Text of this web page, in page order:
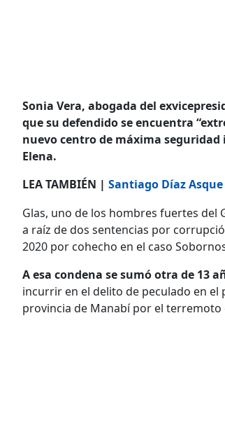
Sonia Vera, abogada del
que su defendido se encuentra
nuevo centro de máxima
Elena.
LEA TAMBIÉN | Santiago Díaz
Glas, uno de los hombres fuertes del
a raíz de dos sentencias por
2020 por cohecho en el caso
A esa condena se sumó otra de 13
incurrir en el delito de peculado en
provincia de Manabí por el terremoto